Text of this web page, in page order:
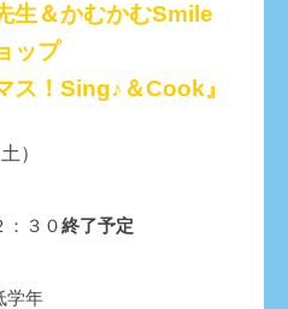
生＆かむかむSmile
ップ
ス！Sing♪＆Cook』
）
３０終了予定
学年